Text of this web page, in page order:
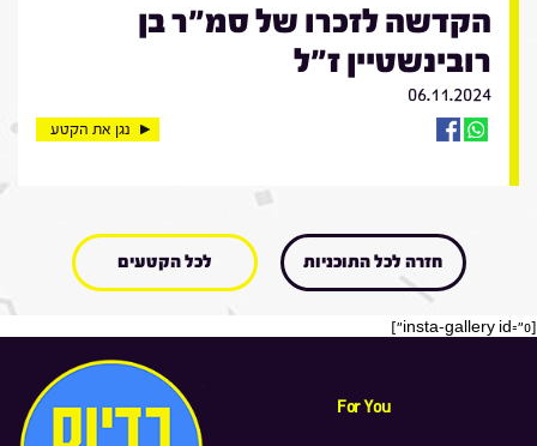
הקדשה לזכרו של סמ"ר בן
רובינשטיין ז"ל
06.11.2024
נגן את הקטע
חזרה לכל התוכניות לכל הקטעים
[insta-gallery id="0"]
For You